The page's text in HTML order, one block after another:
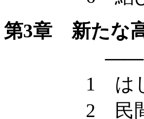
第3章 新たな
—— 民間の
1 はじ
2 民間にお